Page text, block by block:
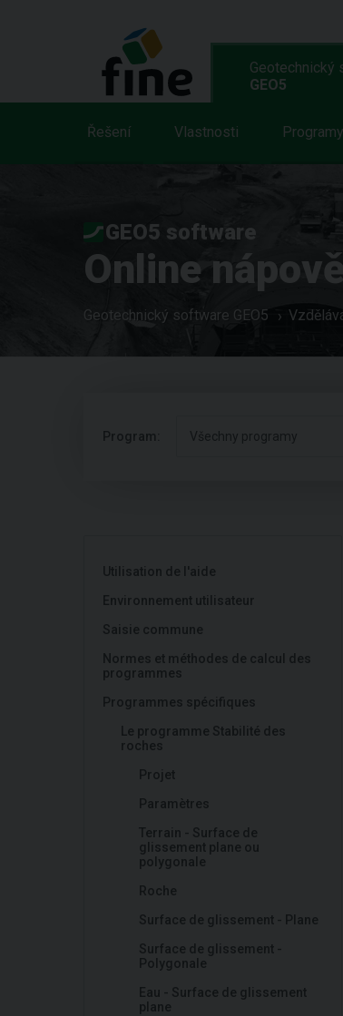
Geotechnický
GEO5
Řešení Vlastnosti Programy
GEO5 software
Online
Geotechnický software GEO5
Program: Všechny programy
Utilisation de l'aide
Environnement utilisateur
Saisie commune
Normes et méthodes de calcul des
programmes
Programmes spécifiques
Le programme Stabilité des
roches
Projet
Paramètres
Terrain - Surface de
glissement plane ou
polygonale
Roche
Surface de glissement - Plane
Surface de glissement -
Polygonale
Eau - Surface de glissement
plane